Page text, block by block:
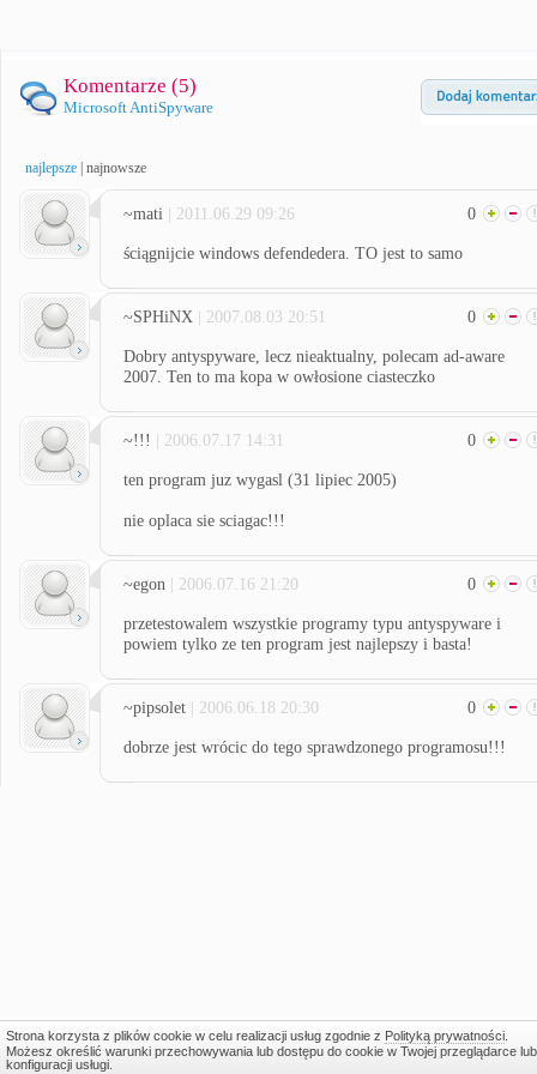
Komentarze (5)
Microsoft AntiSpyware
najlepsze najnowsze
~mati | 2011.06.29 09:26 0
ściągnijcie windows defendedera. TO jest to samo
~SPHiNX | 2007.08.03 20:51 0
Dobry antyspyware, lecz nieaktualny, polecam ad-aware
2007. Ten to ma kopa w owłosione ciasteczko
~!!! | 2006.07.17 14:31 0
ten program juz wygasl (31 lipiec 2005)
nie oplaca sie sciagac!!!
~egon | 2006.07.16 21:20 0
przetestowalem wszystkie programy typu antyspyware i
powiem tylko ze ten program jest najlepszy i basta!
~pipsolet | 2006.06.18 20:30 0
dobrze jest wrócic do tego sprawdzonego programosu!!!
Strona korzysta z plików cookie w celu realizacji usług zgodnie z Polityką prywatności.
Możesz określić warunki przechowywania lub dostępu do cookie w Twojej przeglądarce lub
konfiguracji usługi.